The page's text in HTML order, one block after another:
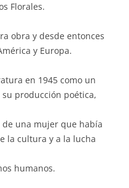
Florales.
obra y desde entonces
y Europa.
en 1945 como un
producción poética,
una mujer que había
la cultura y a la lucha
humanos.